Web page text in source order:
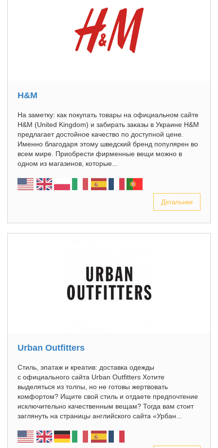
H&M
На заметку: как покупать товары на официальном сайте
H&M (United Kingdom) и забирать заказы в Украине H&M
предлагает достойное качество по доступной цене.
Именно благодаря этому шведский бренд популярен во
всем мире. Приобрести фирменные вещи можно в
одном из магазинов, которые...
Детальнее
Urban Outfitters
Стиль, эпатаж и креатив: доставка одежды
с официального сайта Urban Outfitters Хотите
выделяться из толпы, но не готовы жертвовать
комфортом? Ищите свой стиль и отдаете предпочтение
исключительно качественным вещам? Тогда вам стоит
заглянуть на страницы английского сайта «Урбан...